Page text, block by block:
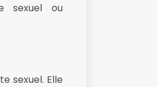
sexuel ou
sexuel. Elle